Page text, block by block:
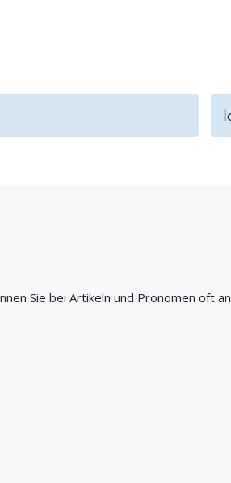
Sie bei Artikeln und Pronomen oft